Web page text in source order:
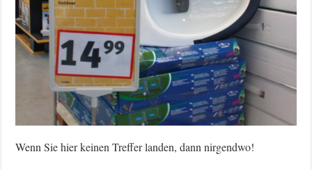
Wenn Sie hier keinen Treffer landen, dann nirgendwo!